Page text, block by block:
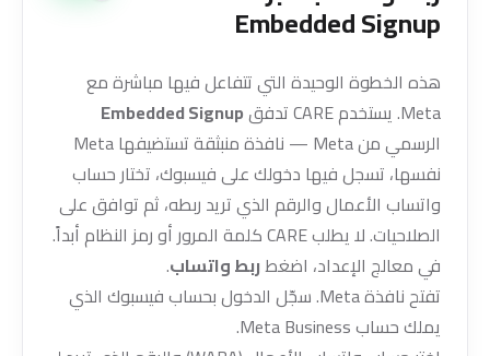
Embedded Signup
هذه الخطوة الوحيدة التي تتفاعل فيها مباشرة مع
Meta. يستخدم CARE تدفق
Embedded Signup
الرسمي من Meta — نافذة منبثقة تستضيفها Meta
نفسها، تسجل فيها دخولك على فيسبوك، تختار حساب
واتساب الأعمال والرقم الذي تريد ربطه، ثم توافق على
الصلاحيات. لا يطلب CARE كلمة المرور أو رمز النظام أبداً.
في معالج الإعداد، اضغطربط واتساب.
تفتح نافذة Meta. سجّل الدخول بحساب فيسبوك الذي
يملك حساب Meta Business.